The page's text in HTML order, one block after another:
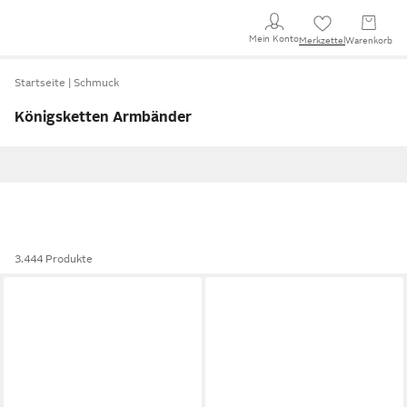
Mein KontoMerkzettel Warenkorb
Startseite Schmuck
Königsketten Armbänder
3.444 Produkte